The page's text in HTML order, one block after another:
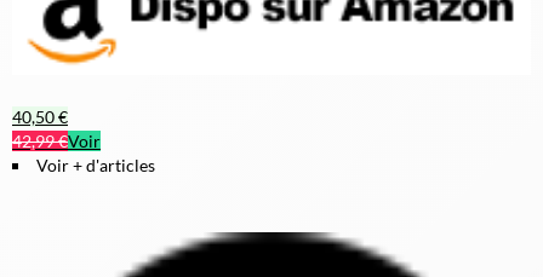
40,50 €
42,99 €Voir
Voir + d'articles